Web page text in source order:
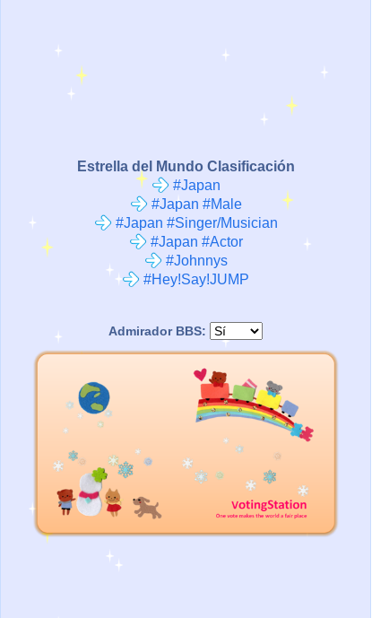
Estrella del Mundo Clasificación
#Japan
#Japan #Male
#Japan #Singer/Musician
#Japan #Actor
#Johnnys
#Hey!Say!JUMP
Admirador BBS: